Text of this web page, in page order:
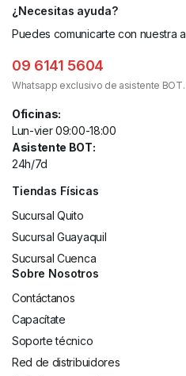
¿Necesitas ayuda?
Puedes comunicarte con nuestra
09 6141 5604
Whatsapp exclusivo de asistente BOT.
Oficinas:
Lun-vier 09:00-18:00
Asistente BOT:
24h/7d
Tiendas Físicas
Sucursal Quito
Sucursal Guayaquil
Sucursal Cuenca
Sobre Nosotros
Contáctanos
Capacítate
Soporte técnico
Red de distribuidores